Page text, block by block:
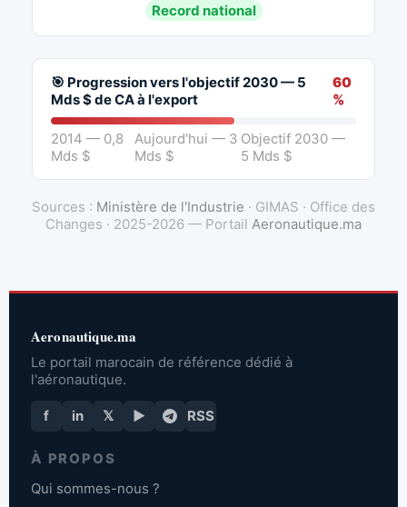
Record national
🎯 Progression vers l'objectif 2030 — 5
Mds $ de CA à l'export
60
%
2014 — 0,8
Mds $
Aujourd'hui — 3
Mds $
Objectif 2030 —
5 Mds $
Sources : Ministère de l'Industrie · GIMAS · Office des
Changes · 2025-2026 — Portail Aeronautique.ma
Aeronautique.ma
Le portail marocain de référence dédié à
l'aéronautique.
f in 𝕏 ▶ RSS
À PROPOS
Qui sommes-nous ?